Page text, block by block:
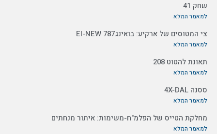
שחק 41
למאמר המלא
צי המטוסים של ארקיע: בואינג787 EI-NEW
למאמר המלא
תאונת להטוט 208
למאמר המלא
ססנה 4X-DAL
למאמר המלא
מחלקת הטייס של הפלמ"ח-משימות: איתור מנחתים
למאמר המלא